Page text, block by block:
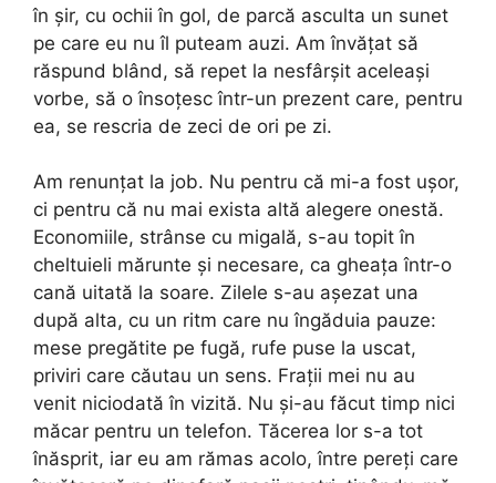
în șir, cu ochii în gol, de parcă asculta un sunet
pe care eu nu îl puteam auzi. Am învățat să
răspund blând, să repet la nesfârșit aceleași
vorbe, să o însoțesc într-un prezent care, pentru
ea, se rescria de zeci de ori pe zi.
Am renunțat la job. Nu pentru că mi-a fost ușor,
ci pentru că nu mai exista altă alegere onestă.
Economiile, strânse cu migală, s-au topit în
cheltuieli mărunte și necesare, ca gheața într-o
cană uitată la soare. Zilele s-au așezat una
după alta, cu un ritm care nu îngăduia pauze:
mese pregătite pe fugă, rufe puse la uscat,
priviri care căutau un sens. Frații mei nu au
venit niciodată în vizită. Nu și-au făcut timp nici
măcar pentru un telefon. Tăcerea lor s-a tot
înăsprit, iar eu am rămas acolo, între pereți care